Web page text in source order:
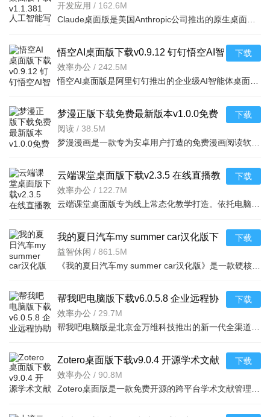
作代码助手
开发应用 / 162.6M
悟空AI桌面版下载v0.9.12 钉钉悟空AI智
能体办公自动化工具
效率办公 / 242.5M
下载
梦漫正版下载免费最新版本v1.0.0免费
全集阅读下拉式
阅读 / 38.5M
下载
云端课堂桌面版下载v2.3.5 在线直播教
学上课互动课堂软件
效率办公 / 122.7M
下载
我的夏日汽车my summer car汉化版下
载v1.6生存模拟驾驶游戏
益智休闲 / 861.5M
下载
帮我吧电脑版下载v6.0.5.8 企业远程协
助客服运维管理软件
效率办公 / 29.7M
下载
Zotero桌面版下载v9.0.4 开源学术文献
管理、论文参考文献生成工
效率办公 / 90.8M
下载